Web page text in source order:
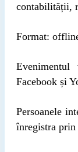
contabilității,
Format:
Facebook și
Persoanele
înregistra